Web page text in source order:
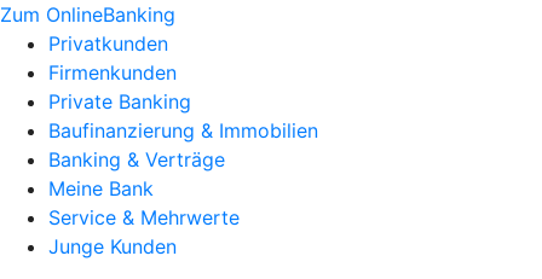
Zum OnlineBanking
Privatkunden
Firmenkunden
Private Banking
Baufinanzierung & Immobilien
Banking & Verträge
Meine Bank
Service & Mehrwerte
Junge Kunden